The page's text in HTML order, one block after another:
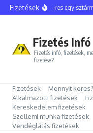
Ugrás a tartalomhoz
Fizetések
Mennyit keres egy
Fizetés Infó
Fizetés infó, fizetések,
fizetése?
Fizetések Mennyit keres?
Alkalmazotti fizetések
Kereskedelem fizetések
Szellemi munka fizetések
Vendéglátás fizetések